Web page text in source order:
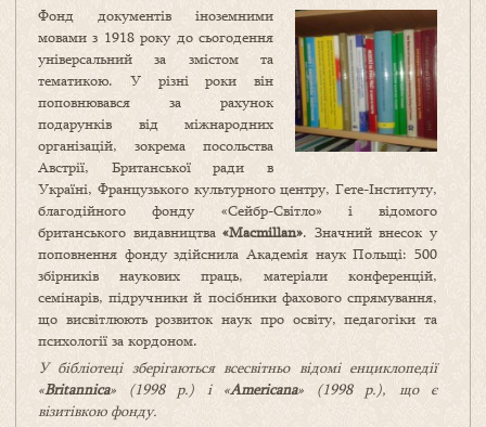
Фонд документів іноземними
мовами з 1918 року до сьогодення
універсальний за змістом та
тематикою. У різні роки він
поповнювався за рахунок
подарунків від міжнародних
організацій, зокрема посольства
Австрії, Британської ради в
Україні, Французького культурного центру, Гете-Інституту,
благодійного фонду «Сейбр-Світло» і відомого
британського видавництва«Macmillan». Значний внесок у
поповнення фонду здійснила Академія наук Польщі: 500
збірників наукових праць, матеріали конференцій,
семінарів, підручники й посібники фахового спрямування,
що висвітлюють розвиток наук про освіту, педагогіки та
психології за кордоном.
У бібліотеці зберігаються всесвітньо відомі енциклопедії
«Britannica» (1998 р.) і «Americana» (1998 р.), що є
візитівкою фонду.